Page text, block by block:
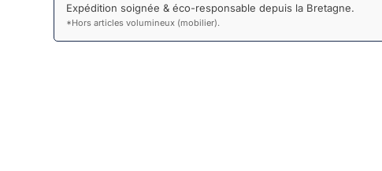
Expédition soignée & éco-responsable depuis la Bretagne.
*Hors articles volumineux (mobilier).